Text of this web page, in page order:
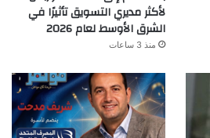
لأكثر مديري التسويق تأثيرًا في
الشرق الأوسط لعام 2026
منذ 3 ساعات